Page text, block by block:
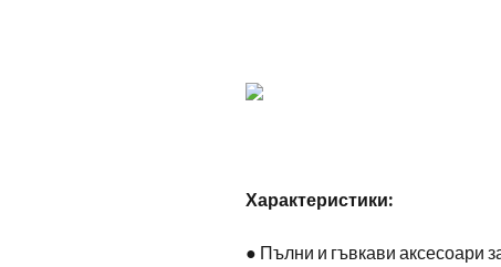
Характеристики:
● Пълни и гъвкави аксесоари